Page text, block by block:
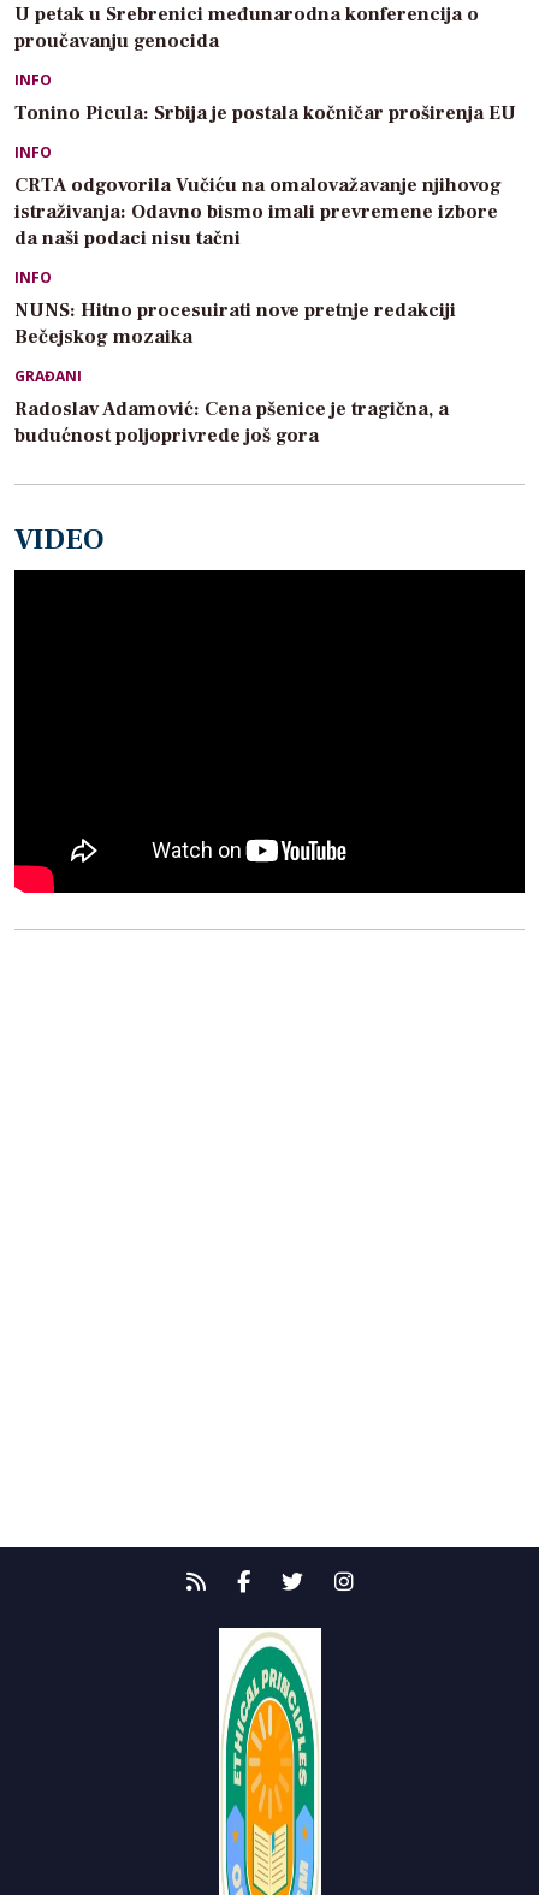
U petak u Srebrenici međunarodna konferencija o
proučavanju genocida
INFO
Tonino Picula: Srbija je postala kočničar proširenja EU
INFO
CRTA odgovorila Vučiću na omalovažavanje njihovog
istraživanja: Odavno bismo imali prevremene izbore
da naši podaci nisu tačni
INFO
NUNS: Hitno procesuirati nove pretnje redakciji
Bečejskog mozaika
GRAĐANI
Radoslav Adamović: Cena pšenice je tragična, a
budućnost poljoprivrede još gora
VIDEO